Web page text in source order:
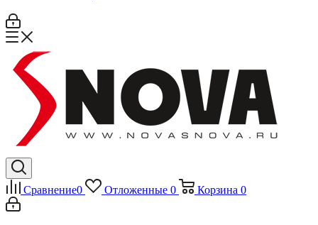
Сравнение0 Отложенные 0 Корзина 0